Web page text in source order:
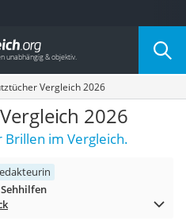
Vergleich 2026
2026
im Vergleich.